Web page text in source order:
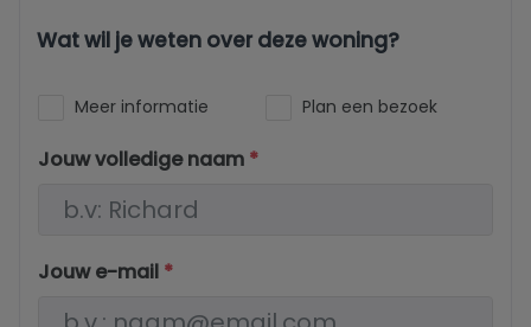
Wat wil je weten over deze woning?
Meer informatie Plan een bezoek
Jouw volledige naam *
Jouw e-mail *